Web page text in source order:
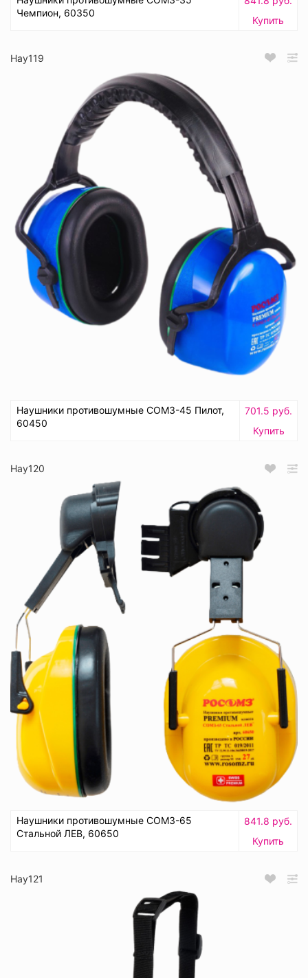
Чемпион, 60350
Купить
Нау119
Наушники противошумные СОМЗ-45 Пилот,
60450
701.5 руб.
Купить
Нау120
Наушники противошумные СОМЗ-65
Стальной ЛЕВ, 60650
841.8 руб.
Купить
Нау121